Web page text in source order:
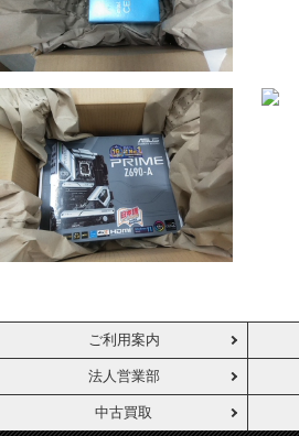
ご利用案内
法人営業部
中古買取